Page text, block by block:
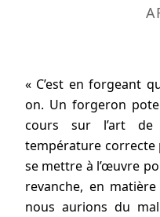
« C’est en forgeant
on. Un forgeron
cours sur l’art
température
se mettre à l’œuvre
revanche, en
nous aurions du